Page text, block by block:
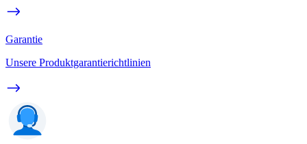
Garantie
Unsere Produktgarantierichtlinien